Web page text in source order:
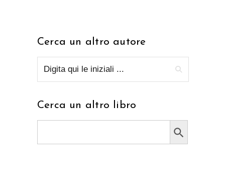
Cerca un altro autore
Cerca un altro libro
Search Button